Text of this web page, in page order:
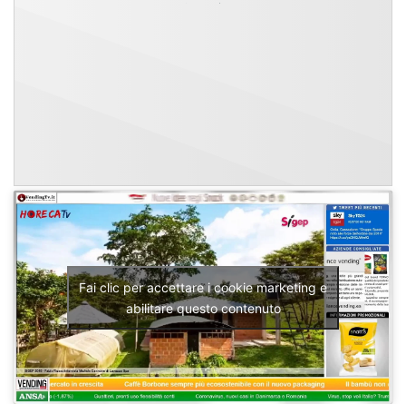
Fai clic per accettare i cookie marketing e
abilitare questo contenuto